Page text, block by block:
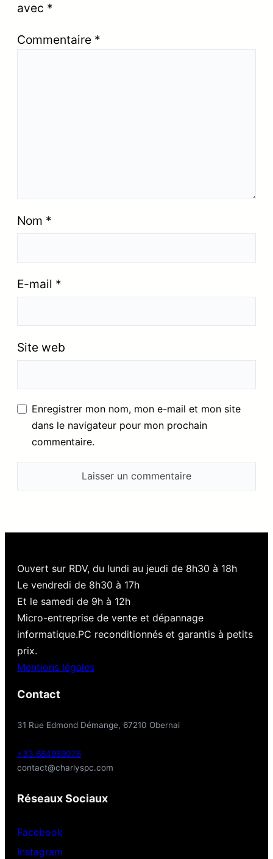
avec *
Commentaire *
Nom *
E-mail *
Site web
Enregistrer mon nom, mon e-mail et mon site
dans le navigateur pour mon prochain
commentaire.
Ouvert sur RDV, du lundi au jeudi de 8h30 à 18h
Le vendredi de 8h30 à 17h
Et le samedi de 9h à 12h
Micro-entreprise de vente et dépannage
informatique.PC reconditionnés et garantis à petits
prix.
Mentions légales
Contact
31 Rue Edmond Démange, 67210 Obernai
+33 684969076
contact@charlyspc.com
Réseaux Sociaux
Facebook
Instagram